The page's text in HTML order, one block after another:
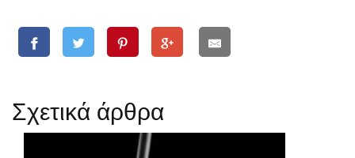
Σχετικά άρθρα